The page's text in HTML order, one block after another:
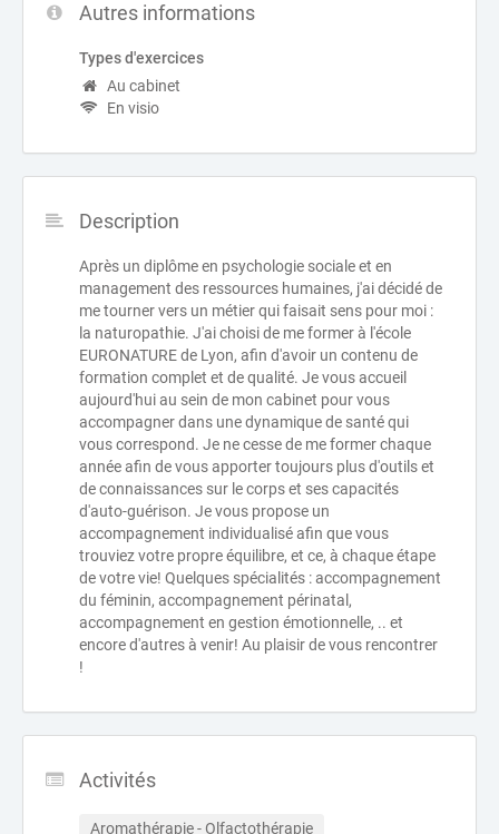
Autres informations
Types d'exercices
Au cabinet
En visio
Description
Après un diplôme en psychologie sociale et en
management des ressources humaines, j'ai décidé de
me tourner vers un métier qui faisait sens pour moi :
la naturopathie. J'ai choisi de me former à l'école
EURONATURE de Lyon, afin d'avoir un contenu de
formation complet et de qualité. Je vous accueil
aujourd'hui au sein de mon cabinet pour vous
accompagner dans une dynamique de santé qui
vous correspond. Je ne cesse de me former chaque
année afin de vous apporter toujours plus d'outils et
de connaissances sur le corps et ses capacités
d'auto-guérison. Je vous propose un
accompagnement individualisé afin que vous
trouviez votre propre équilibre, et ce, à chaque étape
de votre vie! Quelques spécialités : accompagnement
du féminin, accompagnement périnatal,
accompagnement en gestion émotionnelle, .. et
encore d'autres à venir! Au plaisir de vous rencontrer
!
Activités
Aromathérapie - Olfactothérapie